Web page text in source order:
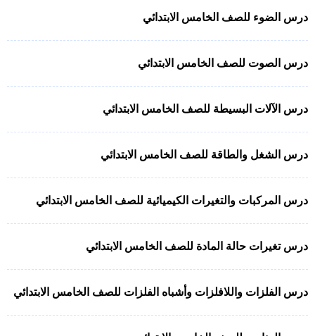
درس الضوء للصف الخامس الابتدائي
درس الصوت للصف الخامس الابتدائي
درس الآلات البسيطة للصف الخامس الابتدائي
درس الشغل والطاقة للصف الخامس الابتدائي
درس المركبات والتغيرات الكيميائية للصف الخامس الابتدائي
درس تغيرات حالة المادة للصف الخامس الابتدائي
درس الفلزات واللافلزات وأشباه الفلزات للصف الخامس الابتدائي